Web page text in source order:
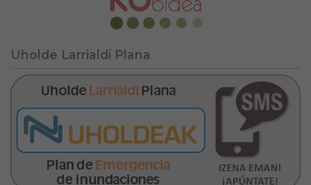
Uholde Larrialdi Plana